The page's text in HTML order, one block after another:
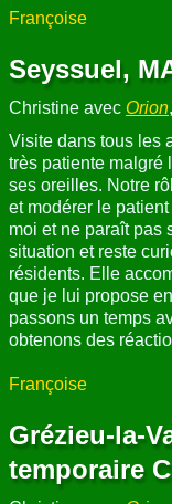
Françoise
Seyssuel,
Christine avec Orion
Visite dans tous les
très patiente malgré
ses oreilles. Notre
et modérer le
moi et ne paraît pas
situation et reste
résidents. Elle
que je lui propose
passons un temps
obtenons des
Françoise
Grézieu-la-
temporaire